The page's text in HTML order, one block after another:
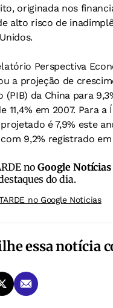
originada nos
alto risco de
Perspectiva
a projeção de
da China para
11,4% em 2007. Para a
é 7,9% este
9,2% registrado em
noGoogle Notícias
do dia.
no Google Noticias
essa notícia